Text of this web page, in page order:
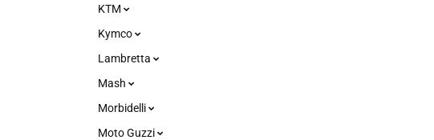
KTM
Kymco
Lambretta
Mash
Morbidelli
Moto Guzzi